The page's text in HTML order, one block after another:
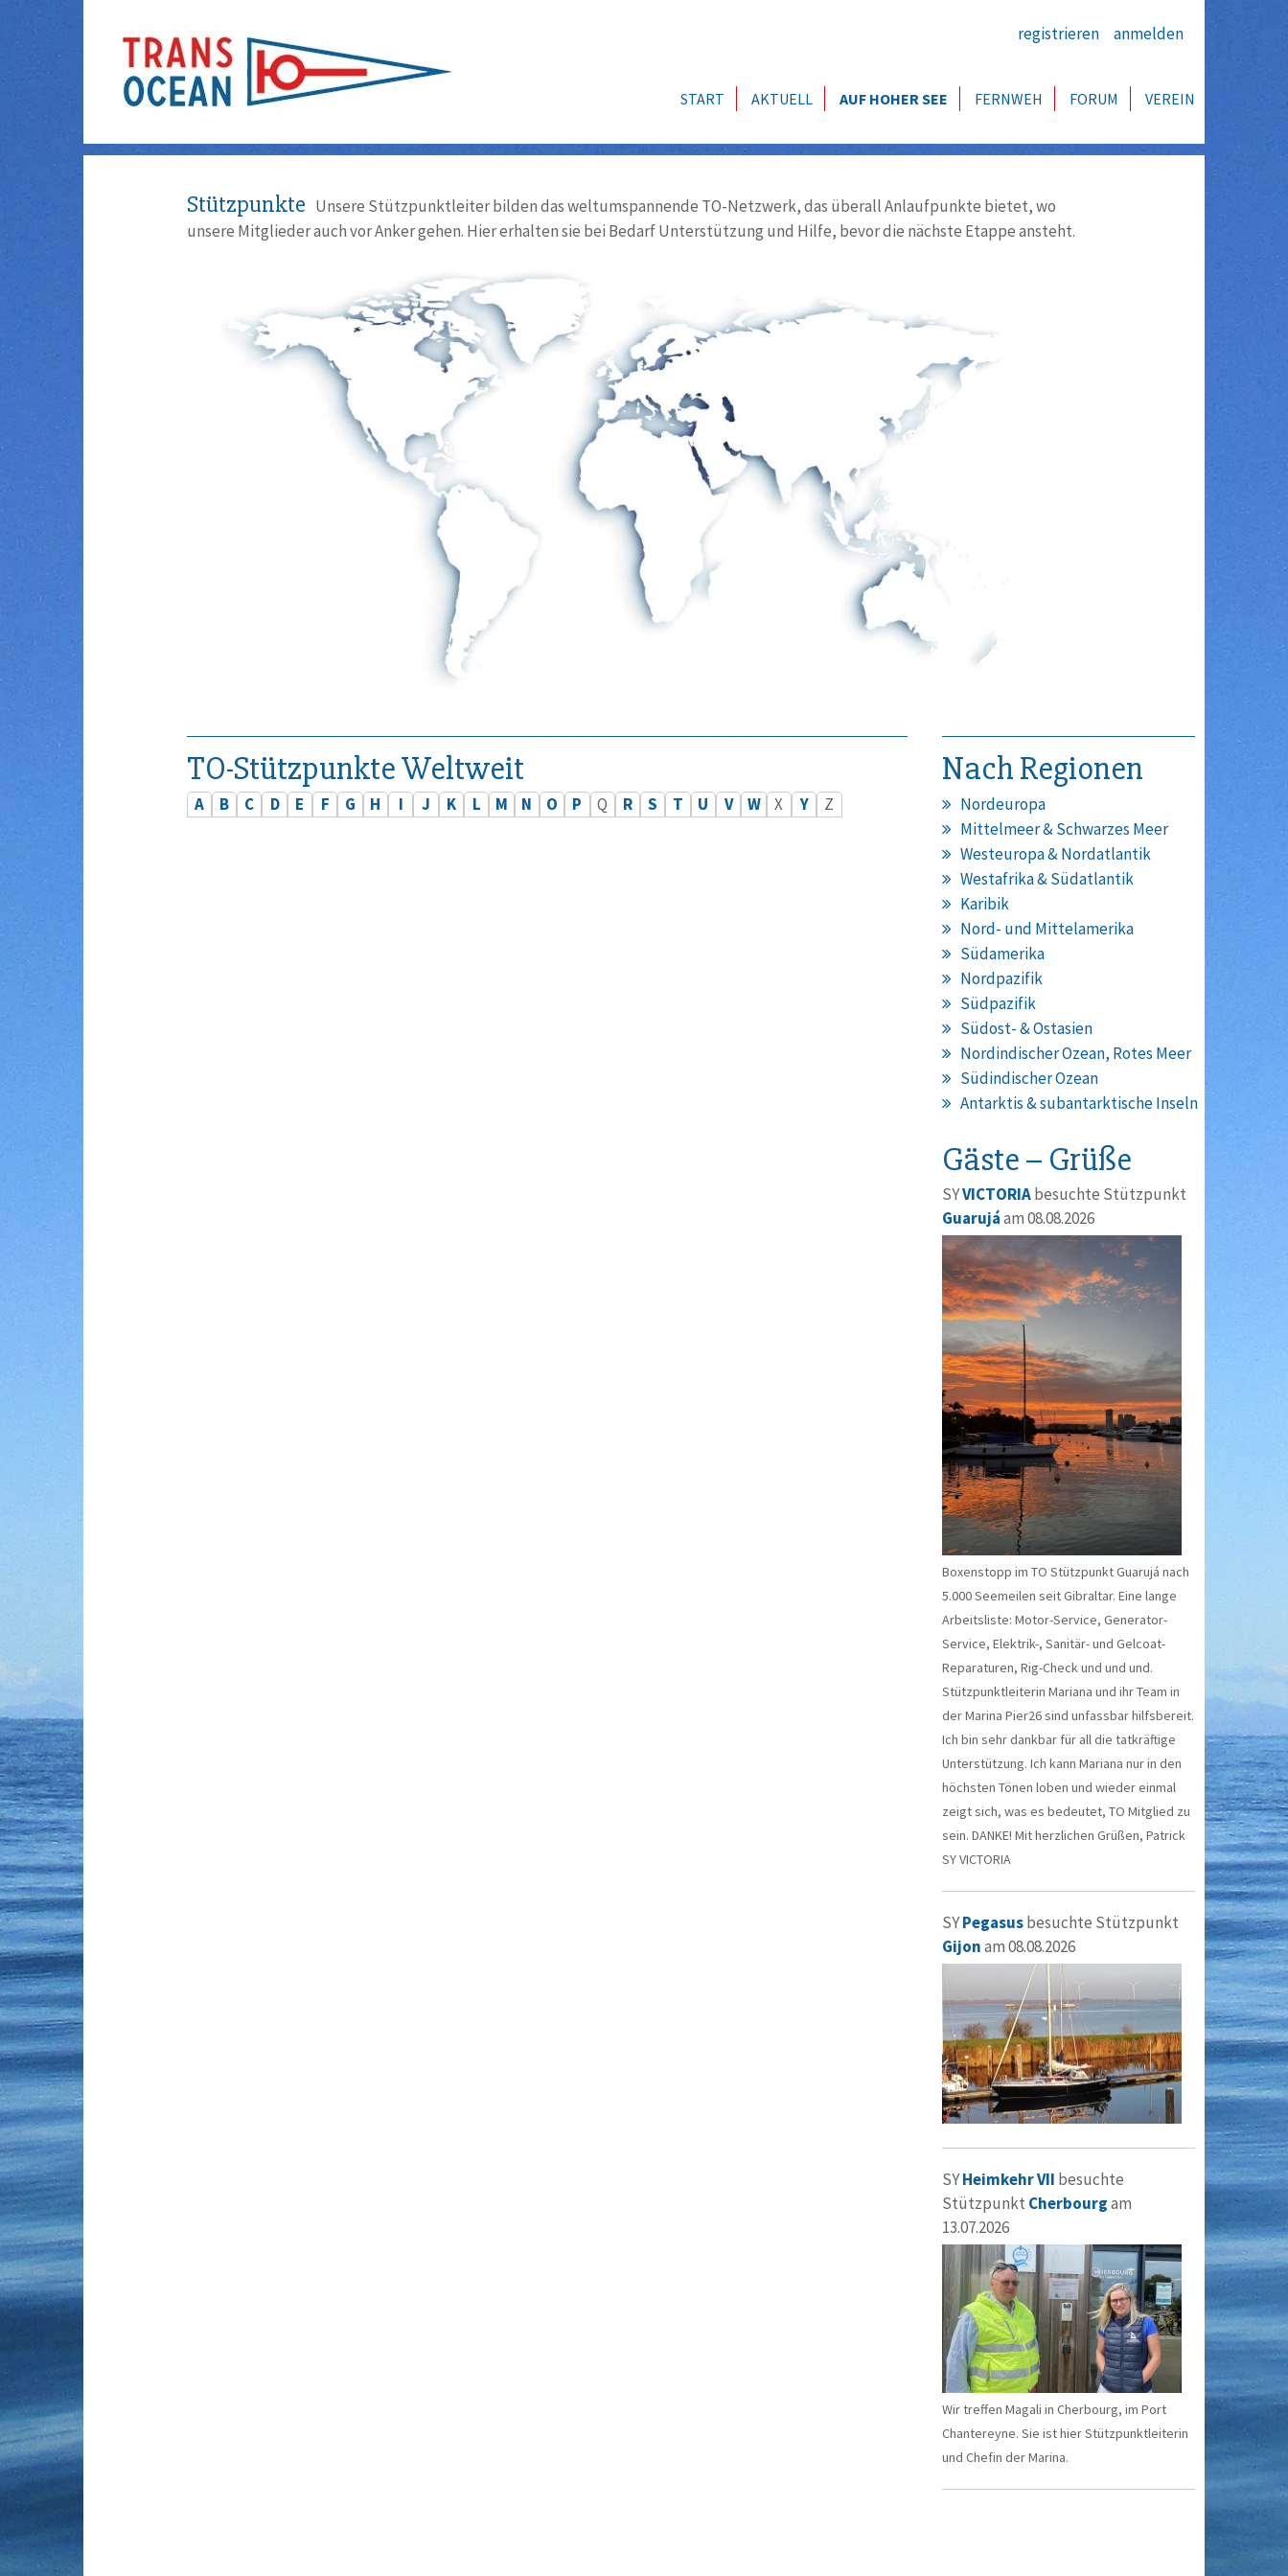
registrieren anmelden
START AKTUELL AUF HOHER SEE FERNWEH FORUM VEREIN
Stützpunkte Unsere Stützpunktleiter bilden das weltumspannende TO-Netzwerk, das überall Anlaufpunkte bietet, wo
unsere Mitglieder auch vor Anker gehen. Hier erhalten sie bei Bedarf Unterstützung und Hilfe, bevor die nächste Etappe ansteht.
TO-Stützpunkte Weltweit
A B C D E F G H I J K L M N O P Q R S T U V W X Y Z
Nach Regionen
Nordeuropa
Mittelmeer & Schwarzes Meer
Westeuropa & Nordatlantik
Westafrika & Südatlantik
Karibik
Nord- und Mittelamerika
Südamerika
Nordpazifik
Südpazifik
Südost- & Ostasien
Nordindischer Ozean, Rotes Meer
Südindischer Ozean
Antarktis & subantarktische Inseln
Gäste – Grüße
SYVICTORIAbesuchte Stützpunkt
Guarujáam 08.08.2026
Boxenstopp im TO Stützpunkt Guarujá nach
5.000 Seemeilen seit Gibraltar. Eine lange
Arbeitsliste: Motor-Service, Generator-
Service, Elektrik-, Sanitär- und Gelcoat-
Reparaturen, Rig-Check und und und.
Stützpunktleiterin Mariana und ihr Team in
der Marina Pier26 sind unfassbar hilfsbereit.
Ich bin sehr dankbar für all die tatkräftige
Unterstützung. Ich kann Mariana nur in den
höchsten Tönen loben und wieder einmal
zeigt sich, was es bedeutet, TO Mitglied zu
sein. DANKE! Mit herzlichen Grüßen, Patrick
SY VICTORIA
SYPegasusbesuchte Stützpunkt
Gijonam 08.08.2026
SYHeimkehr VII besuchte
Stützpunkt Cherbourgam
13.07.2026
Wir treffen Magali in Cherbourg, im Port
Chantereyne. Sie ist hier Stützpunktleiterin
und Chefin der Marina.